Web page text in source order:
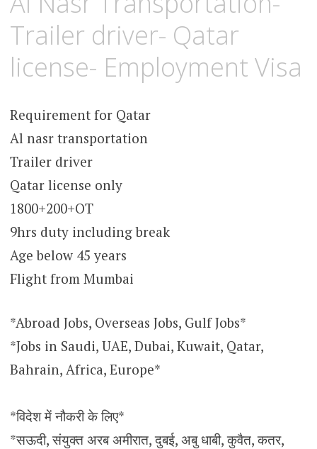
Trailer driver- Qatar
license- Employment Visa
Requirement for Qatar
Al nasr transportation
Trailer driver
Qatar license only
1800+200+OT
9hrs duty including break
Age below 45 years
Flight from Mumbai
*Abroad Jobs, Overseas Jobs, Gulf Jobs*
*Jobs in Saudi, UAE, Dubai, Kuwait, Qatar,
Bahrain, Africa, Europe*
*विदेश में नौकरी के लिए*
*सऊदी, संयुक्त अरब अमीरात, दुबई, अबु धाबी, कुवैत, कतर,